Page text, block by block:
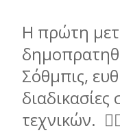
Η πρώτη
Σόθµπις,
τεχνικών.